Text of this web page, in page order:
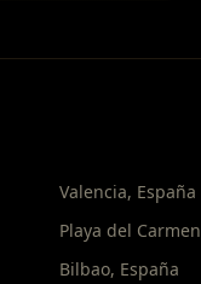
Valencia, España
Playa del Carmen
Bilbao, España